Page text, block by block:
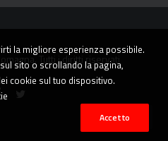
Tutti i diritti riservati
la migliore esperienza possibile.
sito o scrollando la pagina,
cookie sul tuo dispositivo.
Accetto